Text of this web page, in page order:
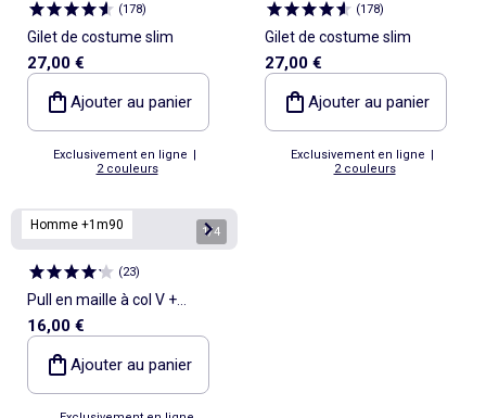
(178)
Gilet de costume slim
27,00 €
Ajouter au panier
Exclusivement en ligne |
2 couleurs
(178)
Gilet de costume slim
27,00 €
Ajouter au panier
Exclusivement en ligne |
2 couleurs
Homme +1m90 1/4
(23)
Pull en maille à col V +
d'1m90
16,00 €
Ajouter au panier